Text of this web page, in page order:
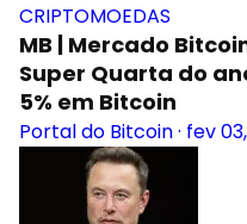
CRIPTOMOEDAS
MB | Mercado
Super Quarta do
5% em Bitcoin
Portal do Bitcoin· fev